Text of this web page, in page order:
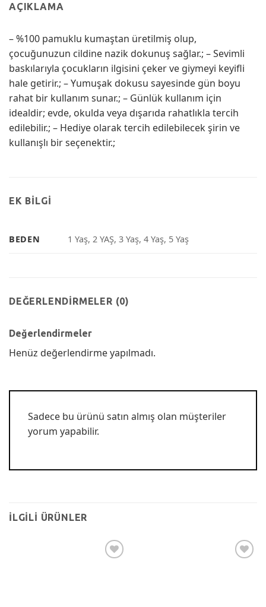
AÇIKLAMA
– %100 pamuklu kumaştan üretilmiş olup,
çocuğunuzun cildine nazik dokunuş sağlar.; – Sevimli
baskılarıyla çocukların ilgisini çeker ve giymeyi keyifli
hale getirir.; – Yumuşak dokusu sayesinde gün boyu
rahat bir kullanım sunar.; – Günlük kullanım için
idealdir; evde, okulda veya dışarıda rahatlıkla tercih
edilebilir.; – Hediye olarak tercih edilebilecek şirin ve
kullanışlı bir seçenektir.;
EK BILGI
BEDEN 1 Yaş, 2 YAŞ, 3 Yaş, 4 Yaş, 5 Yaş
DEĞERLENDIRMELER (0)
Değerlendirmeler
Henüz değerlendirme yapılmadı.
Sadece bu ürünü satın almış olan müşteriler
yorum yapabilir.
İLGILI ÜRÜNLER